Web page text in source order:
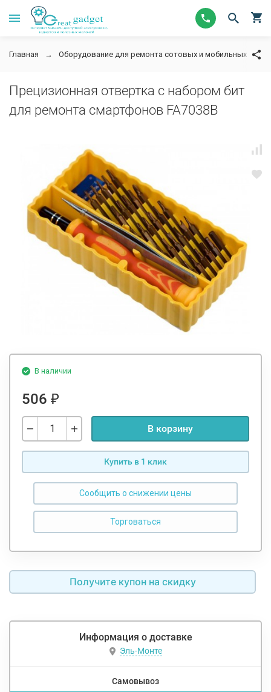
Главная Оборудование для ремонта сотовых и мобильных
Прецизионная отвертка с набором бит
для ремонта смартфонов FA7038B
В наличии
506 ₽
В корзину
Купить в 1 клик
Сообщить о снижении цены
Получите купон на скидку
Информация о доставке
Эль-Монте
Самовывоз